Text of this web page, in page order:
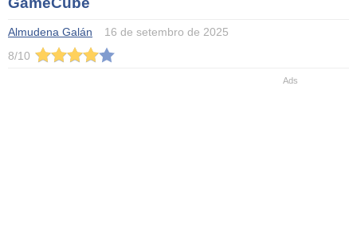
Almudena Galán
16 de setembro de 2025
8/10